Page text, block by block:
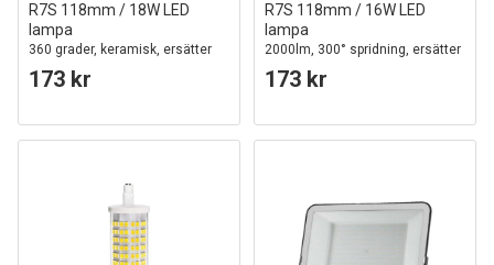
R7S 118mm / 18W LED
lampa
360 grader, keramisk, ersätter
150W
173 kr
R7S 118mm / 16W LED
lampa
2000lm, 300° spridning, ersätter
126W, keramiskt hölje
173 kr